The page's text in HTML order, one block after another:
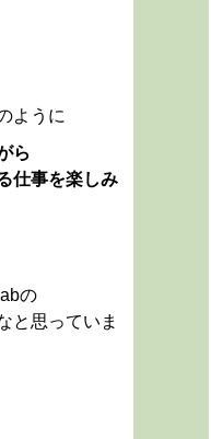
ように
ら
仕事を楽しみ
の
と思っていま